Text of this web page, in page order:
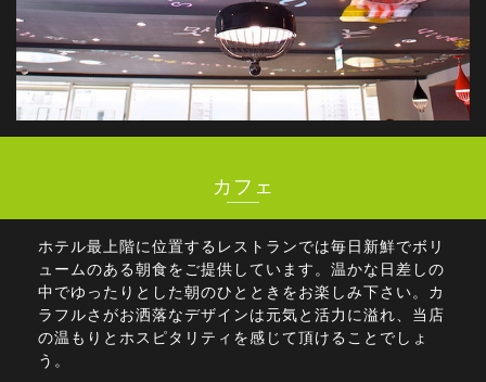
カフェ
ホテル最上階に位置するレストランでは毎日新鮮でボリ
ュームのある朝食をご提供しています。温かな日差しの
中でゆったりとした朝のひとときをお楽しみ下さい。カ
ラフルさがお洒落なデザインは元気と活力に溢れ、当店
の温もりとホスピタリティを感じて頂けることでしょ
う。